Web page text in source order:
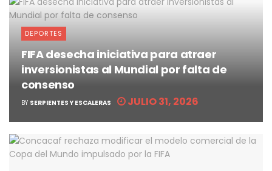
DEPORTES
FIFA desecha iniciativa para atraer
inversionistas al Mundial por falta de
consenso
BY SERPIENTES Y ESCALERAS JULIO 31, 2026